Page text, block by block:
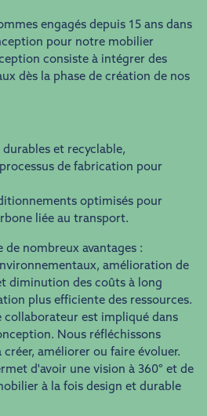
engagés depuis 15 ans dans
pour notre mobilier
consiste à intégrer des
dès la phase de création de nos
et recyclable,
de fabrication pour
optimisés pour
liée au transport.
nombreux avantages :
amélioration de
diminution des coûts à long
plus efficiente des ressources.
collaborateur est impliqué dans
Nous réfléchissons
améliorer ou faire évoluer.
d'avoir une vision à 360° et de
à la fois design et durable